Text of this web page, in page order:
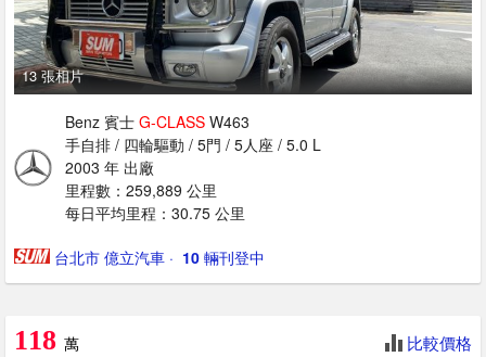
13 張相片
Benz 賓士 G-CLASS W463
手自排 / 四輪驅動 / 5門 / 5人座 / 5.0 L
2003 年 出廠
里程數：259,889 公里
每日平均里程：30.75 公里
台北市 億立汽車 · ‎ 10 輛刊登中
118 萬 比較價格